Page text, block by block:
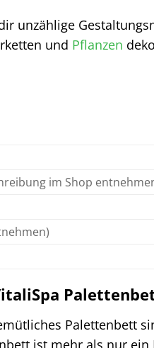
unzählige
und Pflanzen
im Shop
Palettenbett
ist mehr als nur